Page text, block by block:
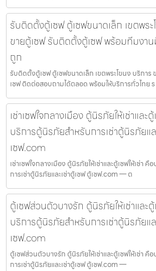
รับติดตั้งตู้เซฟ ตู้เซฟขนาดเล็ก เขตพร
ขายตู้เซฟ รับติดตั้งตู้เซฟ พร้อมทีมงา
ถูก
รับติดตั้งตู้เซฟ ตู้เซฟขนาดเล็ก เขตพระโขนง บริกา
เซฟ ติดต่อสอบถามได้ตลอด พร้อมให้บริการทั่วไทย ร
เช่าเซฟใจกลางเมือง ตู้นิรภัยให้เช่าและ
บริการตู้นิรภัยสำหรับการเช่าตู้นิรภัยแ
เซฟ.com
เช่าเซฟใจกลางเมือง ตู้นิรภัยให้เช่าและตู้เซฟให้เช่า
การเช่าตู้นิรภัยและเช่าตู้เซฟ ตู้เซฟ.com — ต
ตู้เซฟส่วนตัวบางรัก ตู้นิรภัยให้เช่าและตู้
บริการตู้นิรภัยสำหรับการเช่าตู้นิรภัยแ
เซฟ.com
ตู้เซฟส่วนตัวบางรัก ตู้นิรภัยให้เช่าและตู้เซฟให้เช่า คื
การเช่าตู้นิรภัยและเช่าตู้เซฟ ตู้เซฟ.com —